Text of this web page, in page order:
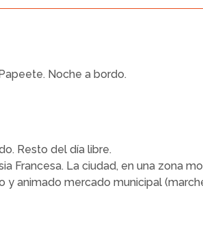
Noche a bordo.
Resto del día libre.
Francesa. La ciudad, en una zona
animado mercado municipal